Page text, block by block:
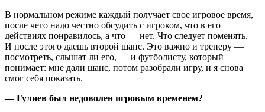
В нормальном режиме каждый получает свое игровое время,
после чего надо честно обсудить с игроком, что в его
действиях понравилось, а что — нет. Что следует поменять.
И после этого даешь второй шанс. Это важно и тренеру —
посмотреть, слышат ли его, — и футболисту, который
понимает: мне дали шанс, потом разобрали игру, и я снова
смог себя показать.
— Гулиев был недоволен игровым временем?